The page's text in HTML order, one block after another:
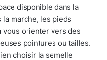
disponible dans la
marche, les pieds
vous orienter vers des
pointures ou tailles.
choisir la semelle